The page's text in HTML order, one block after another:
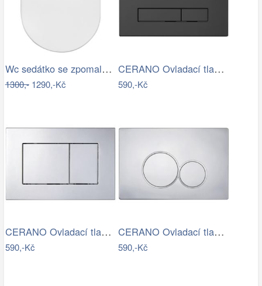
Wc sedátko se zpomalovacím mechanismem…
1300,-1290,-Kč
CERANO Ovladací tlačítko WC modulů Lite…
590,-Kč
CERANO Ovladací tlačítko WC modulů Lite…
590,-Kč
CERANO Ovladací tlačítko WC modulů Lite…
590,-Kč